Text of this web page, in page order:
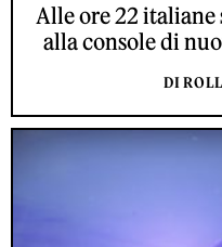
Alle ore 22
alla console di
DI